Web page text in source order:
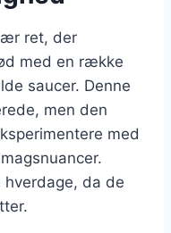
ret, der
med en række
saucer. Denne
men den
med
da de